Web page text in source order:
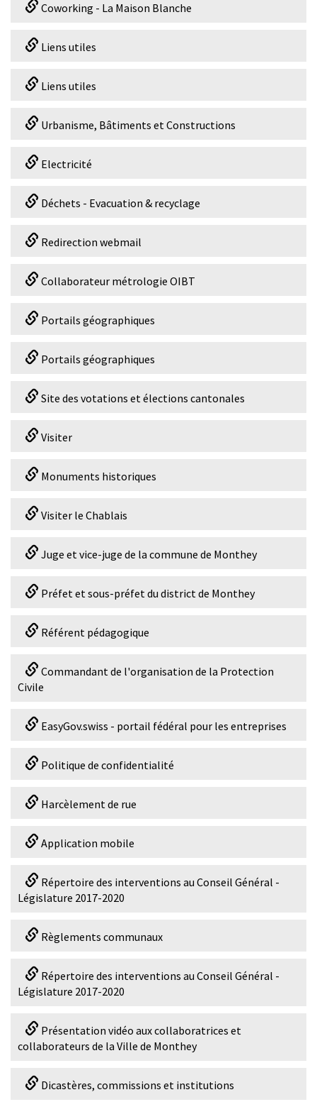
Coworking - La Maison Blanche
Liens utiles
Liens utiles
Urbanisme, Bâtiments et Constructions
Electricité
Déchets - Evacuation & recyclage
Redirection webmail
Collaborateur métrologie OIBT
Portails géographiques
Portails géographiques
Site des votations et élections cantonales
Visiter
Monuments historiques
Visiter le Chablais
Juge et vice-juge de la commune de Monthey
Préfet et sous-préfet du district de Monthey
Référent pédagogique
Commandant de l'organisation de la Protection
Civile
EasyGov.swiss - portail fédéral pour les entreprises
Politique de confidentialité
Harcèlement de rue
Application mobile
Répertoire des interventions au Conseil Général -
Législature 2017-2020
Règlements communaux
Répertoire des interventions au Conseil Général -
Législature 2017-2020
Présentation vidéo aux collaboratrices et
collaborateurs de la Ville de Monthey
Dicastères, commissions et institutions